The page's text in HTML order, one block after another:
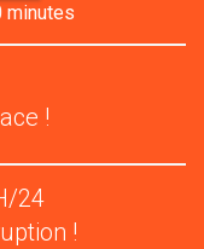
minutes
!
24
!